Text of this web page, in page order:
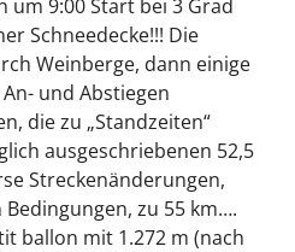
um 9:00 Start bei 3 Grad
Schneedecke!!! Die
Weinberge, dann einige
und Abstiegen
die zu „Standzeiten“
ausgeschriebenen 52,5
Streckenänderungen,
zu 55 km….
ballon mit 1.272 m (nach